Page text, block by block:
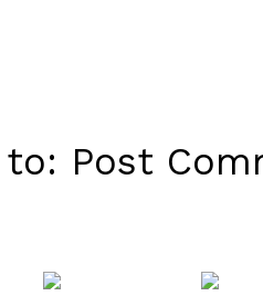
Post